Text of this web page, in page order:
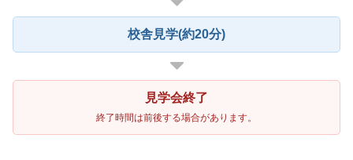
校舎見学(約20分)
見学会終了
終了時間は前後する場合があります。